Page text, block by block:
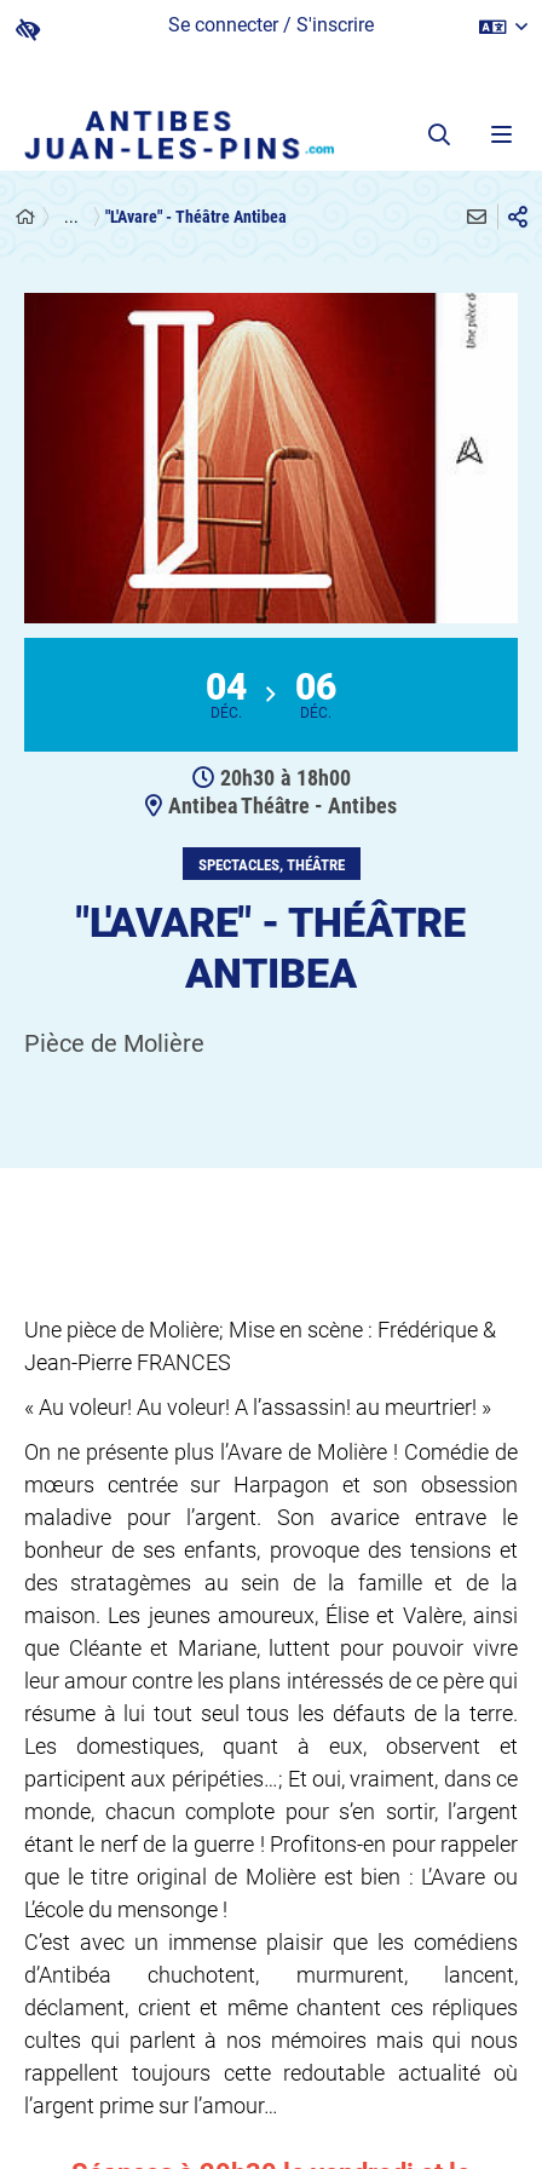
Se connecter / S'inscrire
... "L'Avare" - Théâtre Antibea
04
DÉC.
06
DÉC.
20h30 à 18h00
Antibea Théâtre - Antibes
SPECTACLES, THÉÂTRE
"L'AVARE" - THÉÂTRE
ANTIBEA
Pièce de Molière
Une pièce de Molière; Mise en scène : Frédérique &
Jean-Pierre FRANCES
« Au voleur! Au voleur! A l’assassin! au meurtrier! »
On ne présente plus l’Avare de Molière ! Comédie de
mœurs centrée sur Harpagon et son obsession
maladive pour l’argent. Son avarice entrave le
bonheur de ses enfants, provoque des tensions et
des stratagèmes au sein de la famille et de la
maison. Les jeunes amoureux, Élise et Valère, ainsi
que Cléante et Mariane, luttent pour pouvoir vivre
leur amour contre les plans intéressés de ce père qui
résume à lui tout seul tous les défauts de la terre.
Les domestiques, quant à eux, observent et
participent aux péripéties…; Et oui, vraiment, dans ce
monde, chacun complote pour s’en sortir, l’argent
étant le nerf de la guerre ! Profitons-en pour rappeler
que le titre original de Molière est bien : L’Avare ou
L’école du mensonge !
C’est avec un immense plaisir que les comédiens
d’Antibéa chuchotent, murmurent, lancent,
déclament, crient et même chantent ces répliques
cultes qui parlent à nos mémoires mais qui nous
rappellent toujours cette redoutable actualité où
l’argent prime sur l’amour…